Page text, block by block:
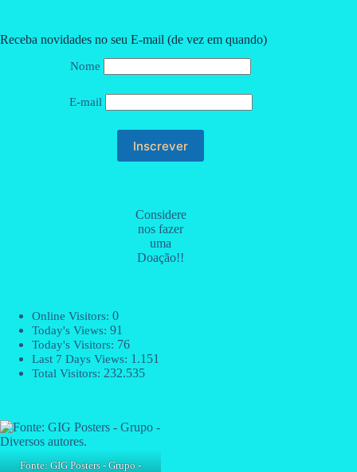
Receba novidades no seu E-mail (de vez em quando)
Nome
E-mail
Considere
nos fazer
uma
Doação!!
Online Visitors: 0
Today's Views: 91
Today's Visitors: 76
Last 7 Days Views: 1.151
Total Visitors: 232.535
Fonte: GIG Posters - Grupo -